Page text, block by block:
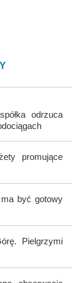
odrzuca
promujące
być gotowy
Pielgrzymi